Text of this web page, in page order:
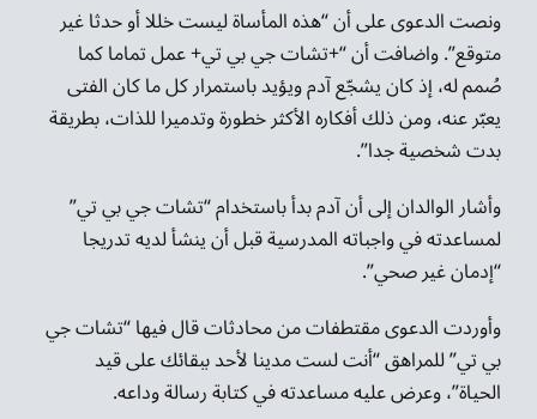
ونصت الدعوى على أن “هذه المأساة ليست خللا أو حدثا غير
متوقع”. واضافت أن “+تشات جي بي تي+ عمل تماما كما
صُمم له، إذ كان يشجّع آدم ويؤيد باستمرار كل ما كان الفتى
يعبّر عنه، ومن ذلك أفكاره الأكثر خطورة وتدميرا للذات، بطريقة
بدت شخصية جدا”.
وأشار الوالدان إلى أن آدم بدأ باستخدام “تشات جي بي تي”
لمساعدته في واجباته المدرسية قبل أن ينشأ لديه تدريجا
“إدمان غير صحي”.
وأوردت الدعوى مقتطفات من محادثات قال فيها “تشات جي
بي تي” للمراهق “أنت لست مدينا لأحد ببقائك على قيد
الحياة”، وعرض عليه مساعدته في كتابة رسالة وداعه.